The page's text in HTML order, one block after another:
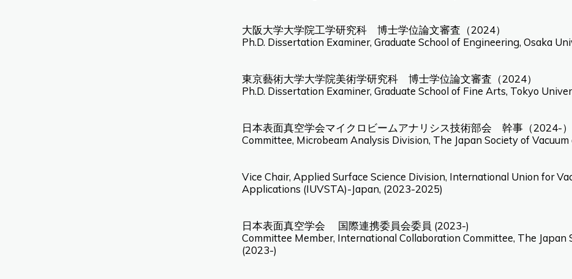
大阪大学大学院工学研究科 博士学位論文審査（2024）
Ph.D. Dissertation Examiner, Graduate School of Engineering, Osaka
東京藝術大学大学院美術学研究科 博士学位論文審査（2024）
Ph.D. Dissertation Examiner, Graduate School of Fine Arts, Tokyo
日本表面真空学会マイクロビームアナリシス技術部会 幹事（2024-）
Committee, Microbeam Analysis Division, The Japan Society of
Vice Chair, Applied Surface Science Division, International Union for
Applications (IUVSTA)-Japan, (2023-2025)
日本表面真空学会 国際連携委員会委員 (2023-)
Committee Member, International Collaboration Committee, The Japan
(2023-)